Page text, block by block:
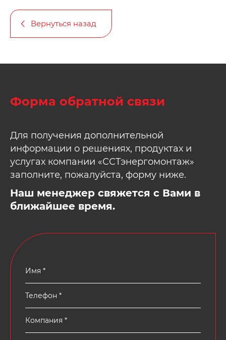
Вернуться назад
Форма обратной связи
Для получения дополнительной
информации о решениях, продуктах и
услугах компании «ССТэнергомонтаж»
заполните, пожалуйста, форму ниже.
Наш менеджер свяжется с Вами в
ближайшее время.